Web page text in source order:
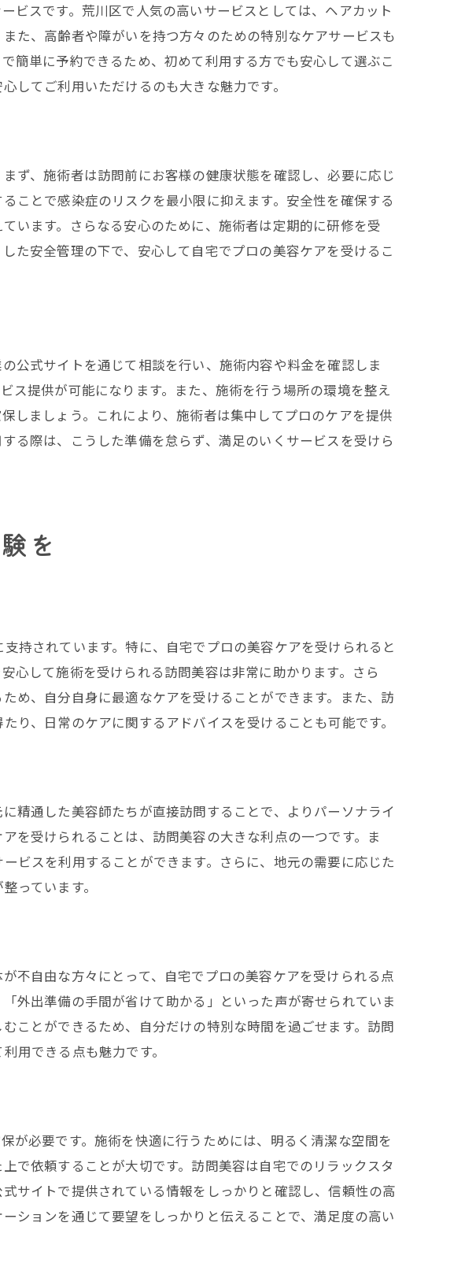
いトレンド
訪問美容
ュタイム
確認事項
きこと
ォーマンス
する方法
サービス
準備
ティーライフ
るべきこと
アドバイス
内容のチェック
ビスです。荒川区で人気の高いサービスとしては、ヘアカット
た、高齢者や障がいを持つ方々のための特別なケアサービスも
簡単に予約できるため、初めて利用する方でも安心して選ぶこ
してご利用いただけるのも大きな魅力です。
ず、施術者は訪問前にお客様の健康状態を確認し、必要に応じ
ことで感染症のリスクを最小限に抑えます。安全性を確保する
います。さらなる安心のために、施術者は定期的に研修を受
た安全管理の下で、安心して自宅でプロの美容ケアを受けるこ
公式サイトを通じて相談を行い、施術内容や料金を確認しま
ス提供が可能になります。また、施術を行う場所の環境を整え
しましょう。これにより、施術者は集中してプロのケアを提供
る際は、こうした準備を怠らず、満足のいくサービスを受けら
を
持されています。特に、自宅でプロの美容ケアを受けられると
心して施術を受けられる訪問美容は非常に助かります。さら
め、自分自身に最適なケアを受けることができます。また、訪
、日常のケアに関するアドバイスを受けることも可能です。
精通した美容師たちが直接訪問することで、よりパーソナライ
を受けられることは、訪問美容の大きな利点の一つです。ま
ビスを利用することができます。さらに、地元の需要に応じた
っています。
不自由な方々にとって、自宅でプロの美容ケアを受けられる点
外出準備の手間が省けて助かる」といった声が寄せられていま
ことができるため、自分だけの特別な時間を過ごせます。訪問
用できる点も魅力です。
が必要です。施術を快適に行うためには、明るく清潔な空間を
で依頼することが大切です。訪問美容は自宅でのリラックスタ
サイトで提供されている情報をしっかりと確認し、信頼性の高
ションを通じて要望をしっかりと伝えることで、満足度の高い